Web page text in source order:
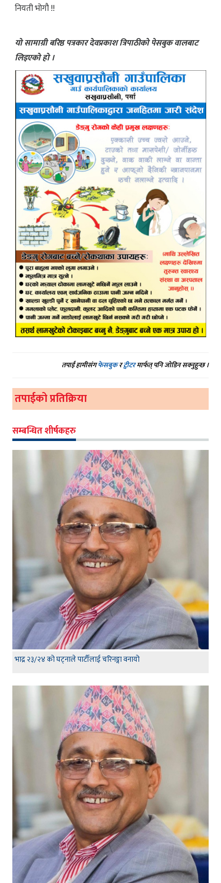
नियती भोगौ !!
यो सामाग्री बरिष्ठ पत्रकार देवप्रकाश त्रिपाठीको पेसबुक वालबाट
लिइएको हो ।
तपाईं हामीसंगफेसबुकरट्वीटरमार्फत् पनि जोडिन सक्नुहुन्छ ।
तपाईको प्रतिक्रिया
सम्बन्धित शीर्षकहरु
भाद्र २३/२४ को घट्नाले पार्टीलाई चरिनङ्गा वनायो